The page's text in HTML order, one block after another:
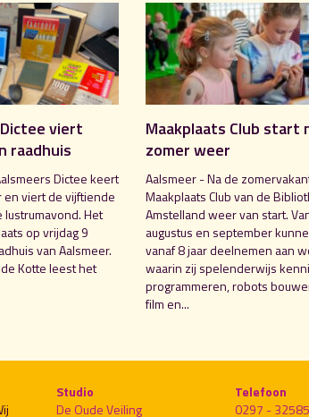
viert
raadhuis
Dictee keert
en viert de vijftiende
Het
op vrijdag 9
van Aalsmeer.
Kotte leest het
Maakplaats Club start
zomer weer
Aalsmeer - Na de
Maakplaats Club van de
Amstelland weer van start.
augustus en september
vanaf 8 jaar deelnemen aan
waarin zij spelenderwijs
programmeren, robots
film en...
Studio
De Oude Veiling
Telefoon
0297 -